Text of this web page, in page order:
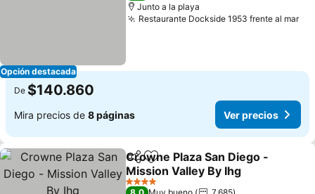
Opción destacada
Junto a la playa
Restaurante Dockside 1953 frente al mar
De $140.860
Mira precios de 8 páginas Ver precios
CompartirAgregar a favoritos
Crowne Plaza San Diego -
Mission Valley By Ihg
4 Estrellas